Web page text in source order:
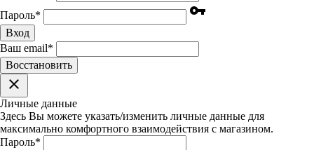
Пароль* vpn_key
Вход
Ваш email*
Воcстановить
clear
Личные данные
Здесь Вы можете указать/изменить личные данные для
максимально комфортного взаимодействия с магазином.
Пароль*